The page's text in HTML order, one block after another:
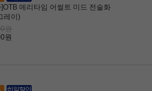
]OTB 메리타임 어썰트 미드 전술화
레이)
원
원